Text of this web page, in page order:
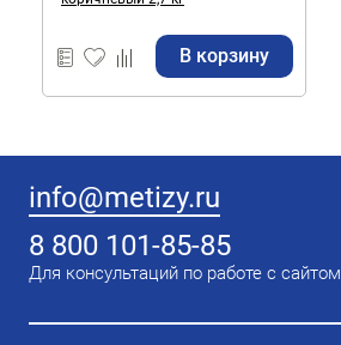
В корзину
info@metizy.ru
8 800 101-85-85
Для консультаций по работе с сайтом